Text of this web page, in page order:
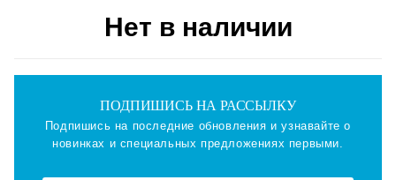
Нет в наличии
ПОДПИШИСЬ НА РАССЫЛКУ
Подпишись на последние обновления и узнавайте о
новинках и специальных предложениях первыми.